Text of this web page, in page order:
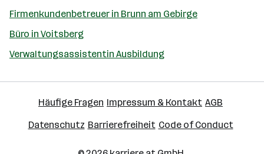
Firmenkundenbetreuer in Brunn am Gebirge
Büro in Voitsberg
Verwaltungsassistentin Ausbildung
Häufige Fragen Impressum & Kontakt AGB
Datenschutz Barrierefreiheit Code of Conduct